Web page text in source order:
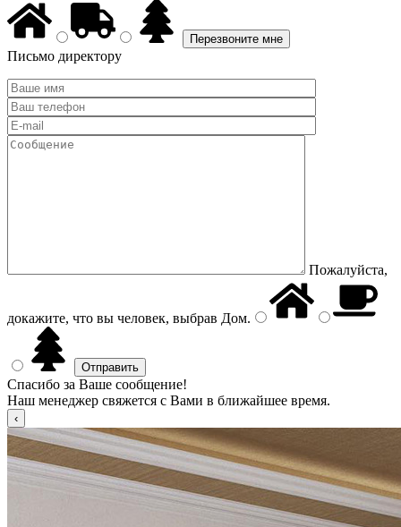
Письмо директору
Пожалуйста,
докажите, что вы человек, выбрав Дом.
Спасибо за Ваше сообщение!
Наш менеджер свяжется с Вами в ближайшее время.